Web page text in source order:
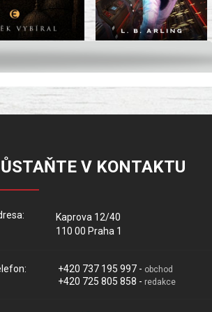
V KONTAKTU
Kaprova 12/40
110 00 Praha 1
+420 737 195 997 - obchod
+420 725 805 858 - redakce